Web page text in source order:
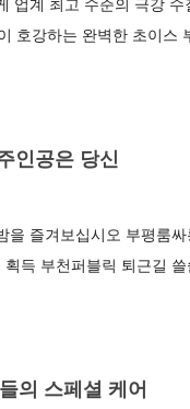
호강하는 완벽한 초이스
인공은 당신
즐겨보십시오 부평룸싸
득 부천퍼블릭 퇴근길
의 스페셜 케어